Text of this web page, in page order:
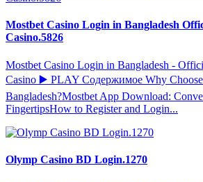
Mostbet Casino Login in Bangladesh
Casino.5826
Mostbet Casino Login in Bangladesh -
Casino ▶️ PLAY Содержимое Why Choose
Bangladesh?Mostbet App Download:
FingertipsHow to Register and Login...
Olymp Casino BD Login.1270